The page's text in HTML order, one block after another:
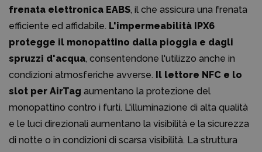
frenata elettronica EABS, il che assicura una frenata
efficiente ed affidabile. L'impermeabilità IPX6
protegge il monopattino dalla pioggia e dagli
spruzzi d'acqua, consentendone l'utilizzo anche in
condizioni atmosferiche avverse. Il lettore NFC e lo
slot per AirTag aumentano la protezione del
monopattino contro i furti. L'illuminazione di alta qualità
e le luci direzionali aumentano la visibilità e la sicurezza
di notte o in condizioni di scarsa visibilità. La struttura